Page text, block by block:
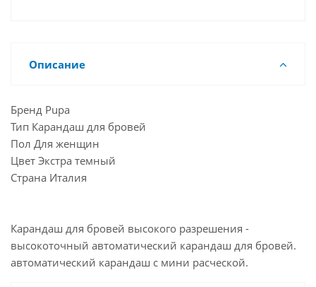
Описание
Бренд Pupa
Тип Карандаш для бровей
Пол Для женщин
Цвет Экстра темный
Страна Италия
Карандаш для бровей высокого разрешения -
высокоточный автоматический карандаш для бровей.
автоматический карандаш с мини расческой.